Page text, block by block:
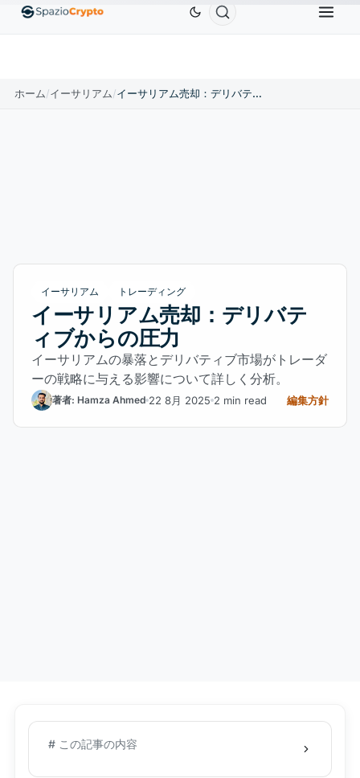
EthereumETH$1,880.58 Tether USDT$0.9991 BNBBNB
ホーム/イーサリアム/ イーサリアム売却：デリバティブからの圧力
イーサリアム トレーディング
イーサリアム売却：デリバテ
ィブからの圧力
イーサリアムの暴落とデリバティブ市場がトレーダ
ーの戦略に与える影響について詳しく分析。
著者: Hamza Ahmed 22 8月 2025 2 min read 編集方針
# この記事の内容